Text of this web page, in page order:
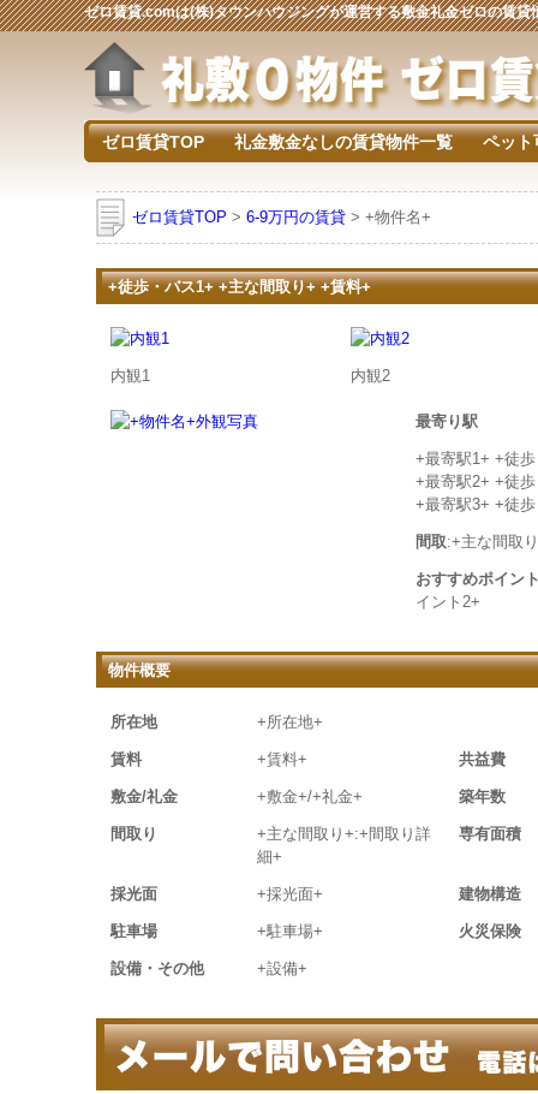
ゼロ賃貸.comは(株)タウンハウジングが運営する敷金礼金ゼロの賃貸
ゼロ賃貸TOP 礼金敷金なしの賃貸物件一覧 ペット
ゼロ賃貸TOP > 6-9万円の賃貸 > +物件名+
+徒歩・バス1+ +主な間取り+ +賃料+
内観1 内観2
最寄り駅
+最寄駅1+ +徒
+最寄駅2+ +徒
+最寄駅3+ +徒
間取:+主な間取
おすすめポイン
イント2+
物件概要
所在地 +所在地+
賃料 +賃料+ 共益費
敷金/礼金 +敷金+/+礼金+ 築年数
間取り
+主な間取り+:+間取り詳
細+
専有面積
採光面 +採光面+ 建物構造
駐車場 +駐車場+ 火災保険
設備・その他 +設備+